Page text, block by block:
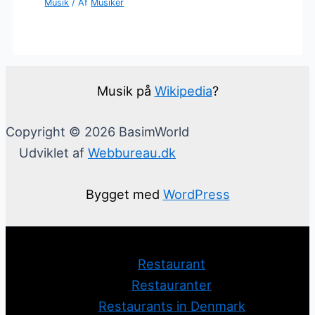
Musik / Af Musiker
Musik på Wikipedia?
Copyright © 2026 BasimWorld
Udviklet af Webbureau.dk
Bygget med WordPress
Restaurant
Restauranter
Restaurants in Denmark